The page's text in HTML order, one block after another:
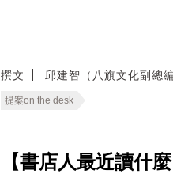
撰文 邱建智（八旗文化副總編
提案on the desk
【書店人最近讀什